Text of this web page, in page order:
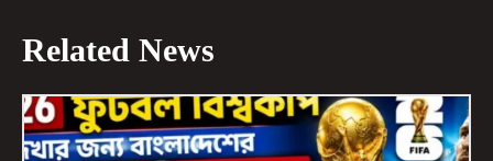
Related News